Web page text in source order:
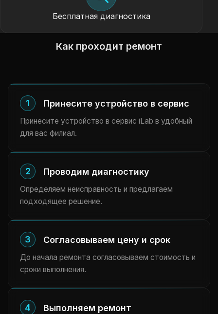
Бесплатная диагностика
Как проходит ремонт
1 Принесите устройство в сервис
Принесите устройство в сервис iLab в удобный
для вас филиал.
2 Проводим диагностику
Определяем неисправность и предлагаем
подходящее решение.
3 Согласовываем цену и срок
До начала ремонта согласовываем стоимость и
сроки выполнения.
4 Выполняем ремонт